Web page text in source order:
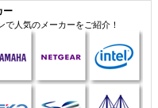
ー
で人気のメーカーをご紹介！